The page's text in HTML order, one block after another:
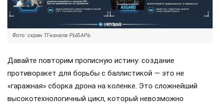
Фото: скрин ТГ-канала РЫБАРЬ
Давайте повторим прописную истину: создание
противоракет для борьбы с баллистикой — это не
«гаражная» сборка дрона на коленке. Это сложнейший
высокотехнологичный цикл, который невозможно